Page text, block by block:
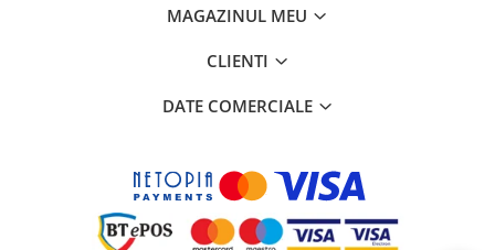
MAGAZINUL MEU
CLIENTI
DATE COMERCIALE